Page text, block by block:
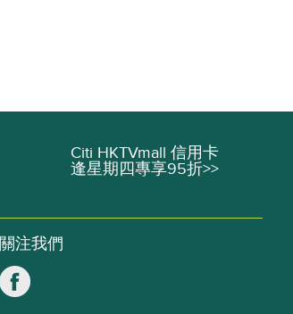
Citi HKTVmall 信用卡
逢星期四專享95折>>
關注我們